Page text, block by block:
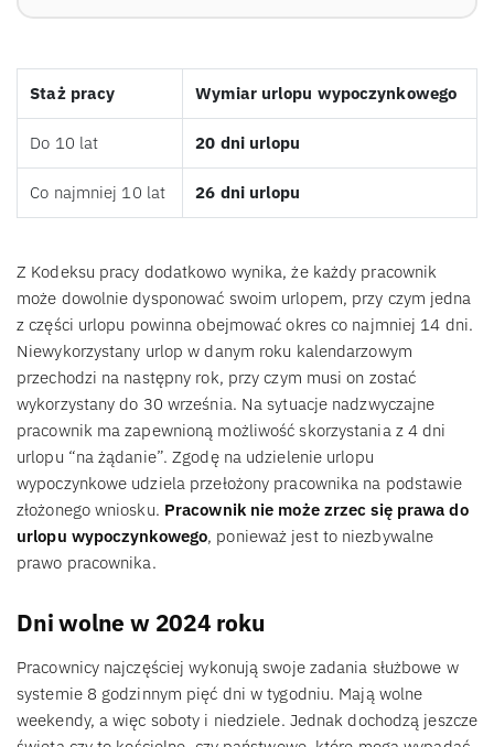
Staż pracy Wymiar urlopu wypoczynkowego
Do 10 lat 20 dni urlopu
Co najmniej 10 lat 26 dni urlopu
Z Kodeksu pracy dodatkowo wynika, że każdy pracownik
może dowolnie dysponować swoim urlopem, przy czym jedna
z części urlopu powinna obejmować okres co najmniej 14 dni.
Niewykorzystany urlop w danym roku kalendarzowym
przechodzi na następny rok, przy czym musi on zostać
wykorzystany do 30 września. Na sytuacje nadzwyczajne
pracownik ma zapewnioną możliwość skorzystania z 4 dni
urlopu “na żądanie”. Zgodę na udzielenie urlopu
wypoczynkowe udziela przełożony pracownika na podstawie
złożonego wniosku. Pracownik nie może zrzec się prawa do
urlopu wypoczynkowego, ponieważ jest to niezbywalne
prawo pracownika.
Dni wolne w 2024 roku
Pracownicy najczęściej wykonują swoje zadania służbowe w
systemie 8 godzinnym pięć dni w tygodniu. Mają wolne
weekendy, a więc soboty i niedziele. Jednak dochodzą jeszcze